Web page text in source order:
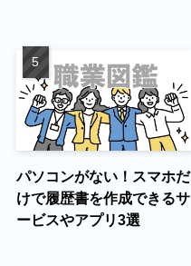
パソコンがない！スマホだ
けで履歴書を作成できるサ
ービスやアプリ3選